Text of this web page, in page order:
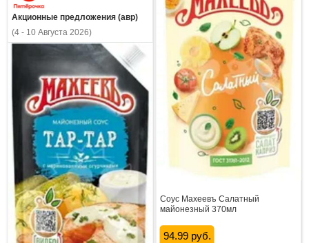
Соус Махеевъ Салатный
майонезный 370мл
94.99 руб.
Акционные предложения (авр)
(4 - 10 Августа 2026)